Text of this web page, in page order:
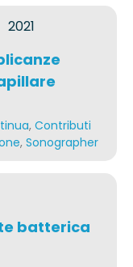
2021
, Contributi
, Sonographer
batterica